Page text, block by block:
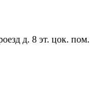
д. 8 эт. цок. пом.